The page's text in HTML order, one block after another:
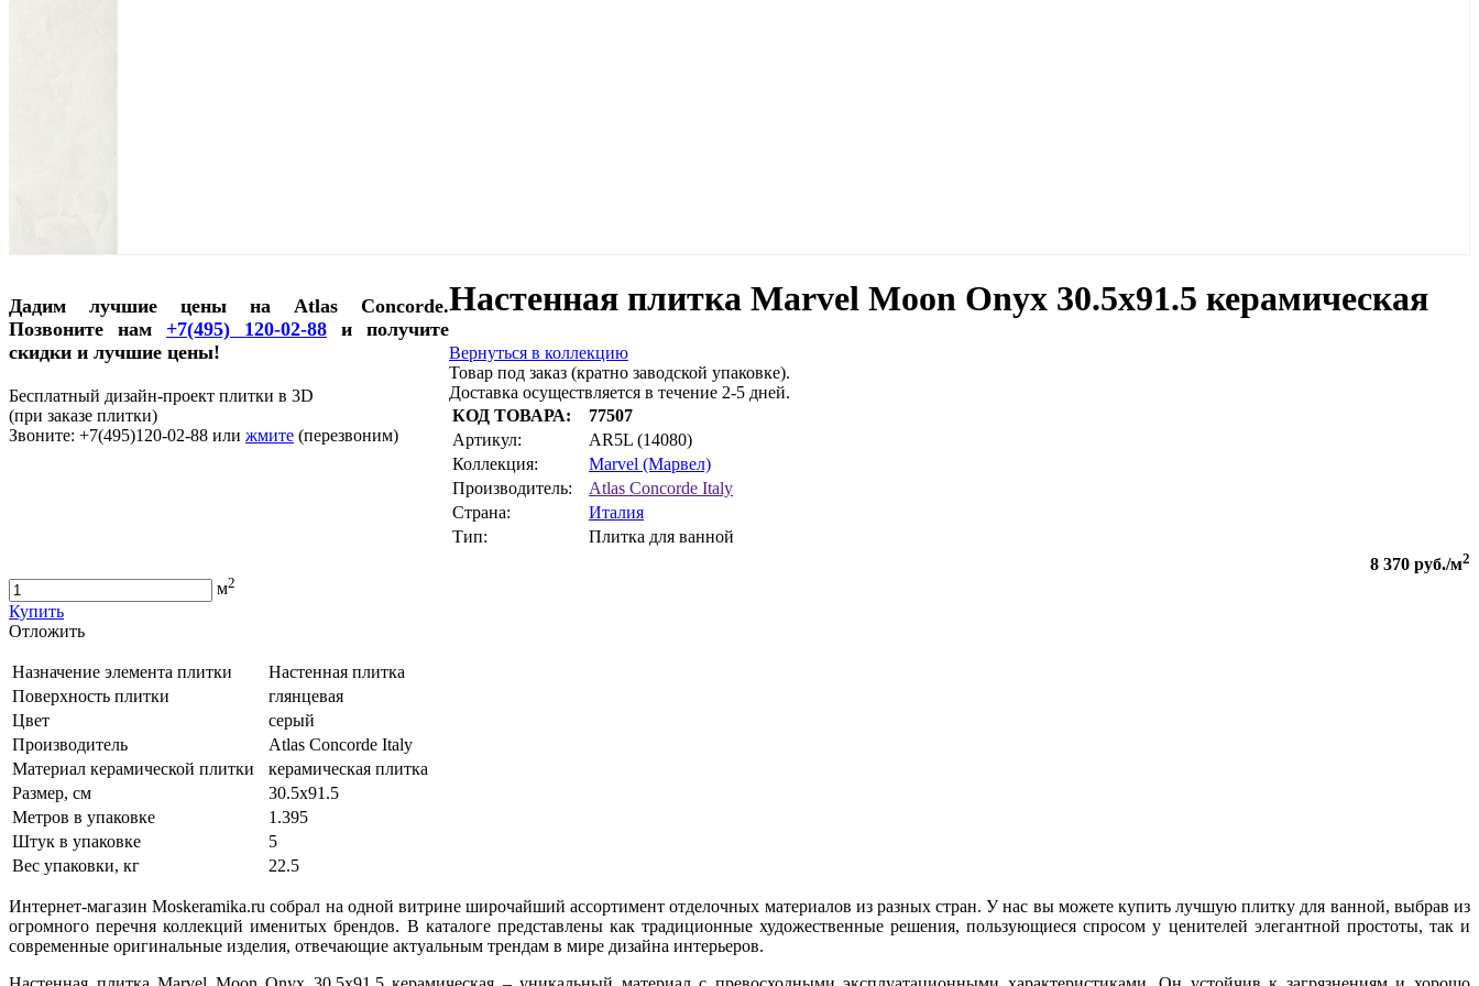
Дадим лучшие цены на Atlas Concorde.
Позвоните нам +7(495) 120-02-88 и получите
скидки и лучшие цены!
Бесплатный дизайн-проект плитки в 3D
(при заказе плитки)
Звоните: +7(495)120-02-88 или жмите (перезвоним)
Настенная плитка Marvel Moon Onyx 30.5x91.5 керамическая
Вернуться в коллекцию
Товар под заказ (кратно заводской упаковке).
Доставка осуществляется в течение 2-5 дней.
КОД ТОВАРА:
77507
Артикул:
AR5L (14080)
Коллекция:
Marvel (Марвел)
Производитель:
Atlas Concorde Italy
Страна:
Италия
Тип:
Плитка для ванной
8 370 руб./м2
м2
Купить
Oтложить
Назначение элемента плитки
Настенная плитка
Поверхность плитки
глянцевая
Цвет
серый
Производитель
Atlas Concorde Italy
Материал керамической плитки
керамическая плитка
Размер, см
30.5x91.5
Метров в упаковке
1.395
Штук в упаковке
5
Вес упаковки, кг
22.5
Интернет-магазин Moskeramika.ru собрал на одной витрине широчайший ассортимент отделочных материалов из разных стран. У нас вы можете купить лучшую плитку для ванной, выбрав из
огромного перечня коллекций именитых брендов. В каталоге представлены как традиционные художественные решения, пользующиеся спросом у ценителей элегантной простоты, так и
современные оригинальные изделия, отвечающие актуальным трендам в мире дизайна интерьеров.